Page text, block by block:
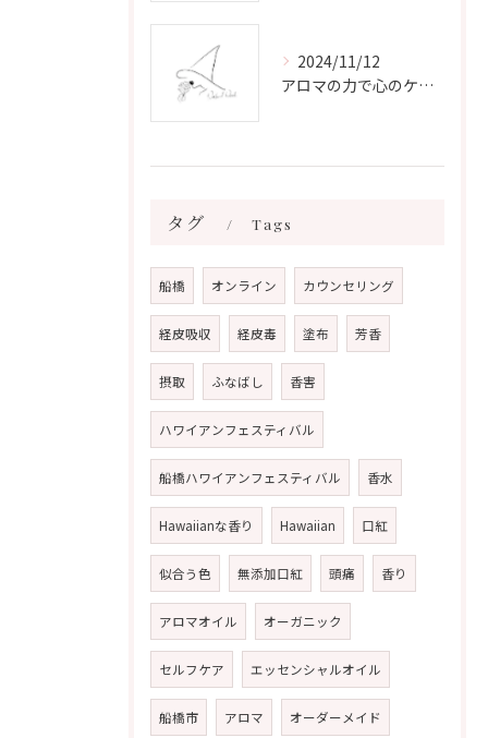
2024/11/12
アロマの力で心のケアをする方法
タグ Tags
船橋 オンライン カウンセリング
経皮吸収 経皮毒 塗布 芳香
摂取 ふなばし 香害
ハワイアンフェスティバル
船橋ハワイアンフェスティバル 香水
Hawaiianな香り Hawaiian 口紅
似合う色 無添加口紅 頭痛 香り
アロマオイル オーガニック
セルフケア エッセンシャルオイル
船橋市 アロマ オーダーメイド